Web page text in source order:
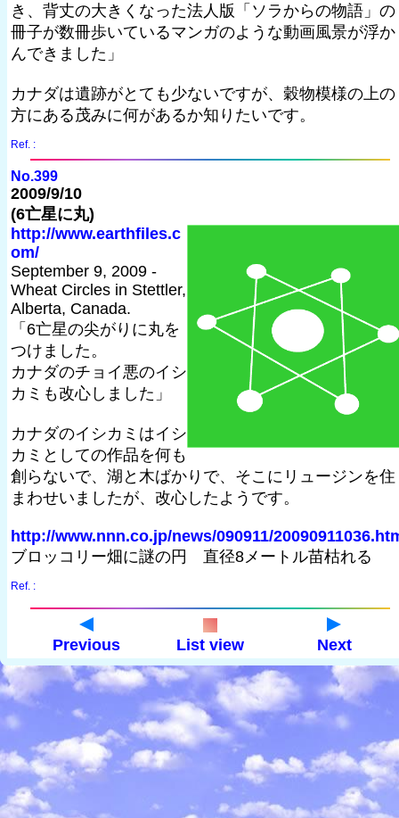
き、背丈の大きくなった法人版「ソラからの物語」の
冊子が数冊歩いているマンガのような動画風景が浮か
んできました」
カナダは遺跡がとても少ないですが、穀物模様の上の
方にある茂みに何があるか知りたいです。
Ref. :
No.399
2009/9/10
(6亡星に丸)
http://www.earthfiles.c
om/
September 9, 2009 -
Wheat Circles in Stettler,
Alberta, Canada.
「6亡星の尖がりに丸を
つけました。
カナダのチョイ悪のイシ
カミも改心しました」
カナダのイシカミはイシ
カミとしての作品を何も
創らないで、湖と木ばかりで、そこにリュージンを住
まわせいましたが、改心したようです。
http://www.nnn.co.jp/news/090911/
ブロッコリー畑に謎の円 直径8メートル苗枯れる
Ref. :
Previous List view Next